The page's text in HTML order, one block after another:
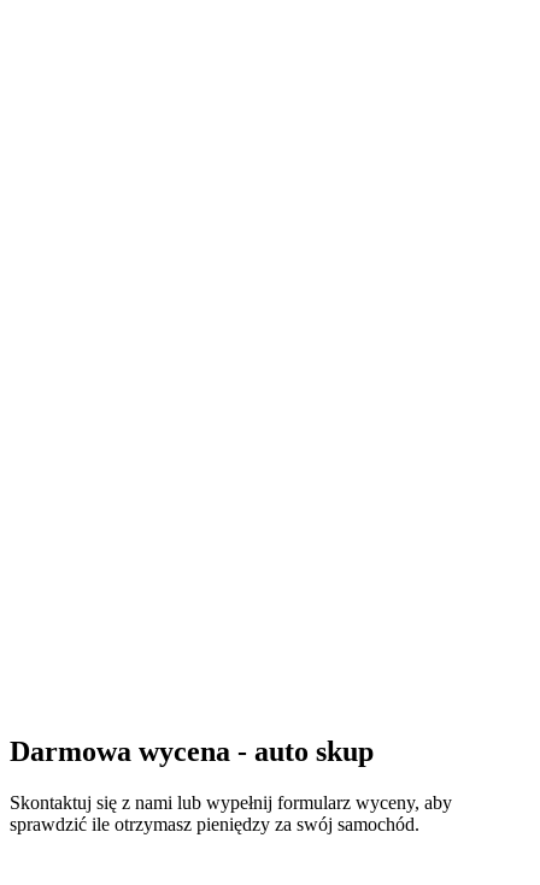
Darmowa wycena - auto skup
Skontaktuj się z nami lub wypełnij formularz wyceny, aby
sprawdzić ile otrzymasz pieniędzy za swój samochód.